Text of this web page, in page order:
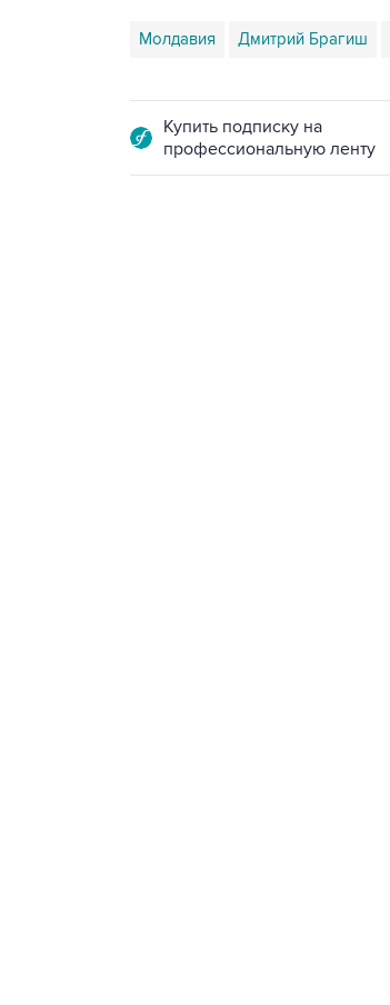
Молдавия Дмитрий Брагиш
Купить подписку на
профессиональную ленту